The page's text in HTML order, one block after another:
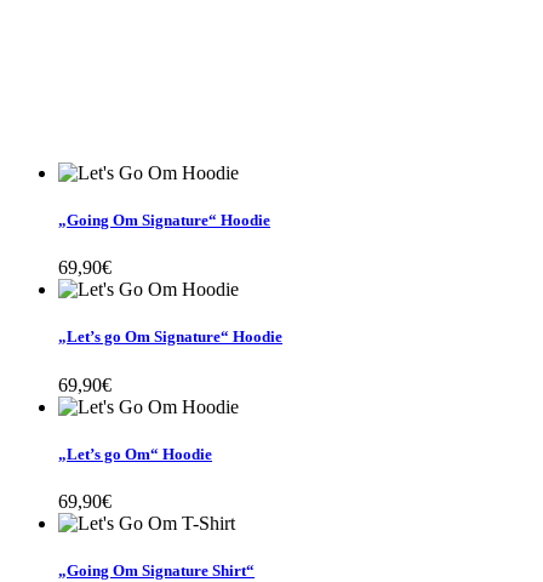
„Going Om Signature“ Hoodie
69,90€
„Let’s go Om Signature“ Hoodie
69,90€
„Let’s go Om“ Hoodie
69,90€
„Going Om Signature Shirt“